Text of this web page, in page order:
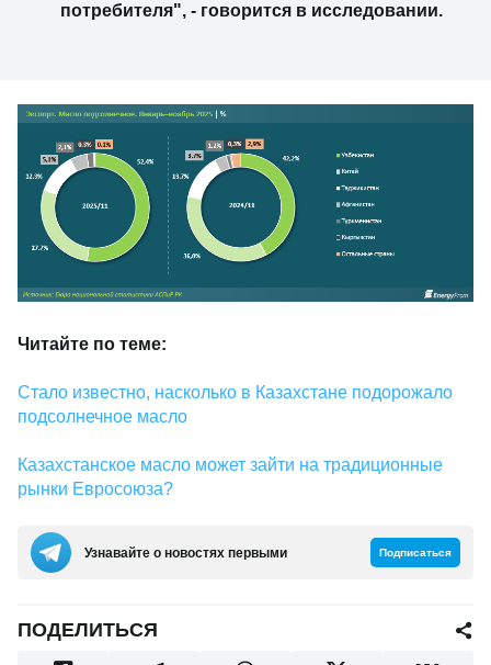
потребителя", - говорится в исследовании.
Читайте по теме:
Стало известно, насколько в Казахстане подорожало
подсолнечное масло
Казахстанское масло может зайти на традиционные
рынки Евросоюза?
Узнавайте о новостях первыми Подписаться
ПОДЕЛИТЬСЯ